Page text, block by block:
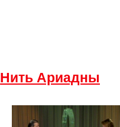
Нить Ариадны